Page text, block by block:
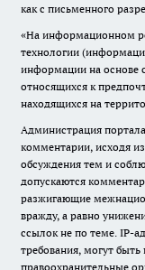
как с письменного
«На информационном
технологии
информации на основе
относящихся к
находящихся на
Администрация
комментарии, исходя
обсуждения тем и
допускаются
разжигающие
вражду, а равно
ссылок не по теме. IP-
требования, могут
правоохранительные